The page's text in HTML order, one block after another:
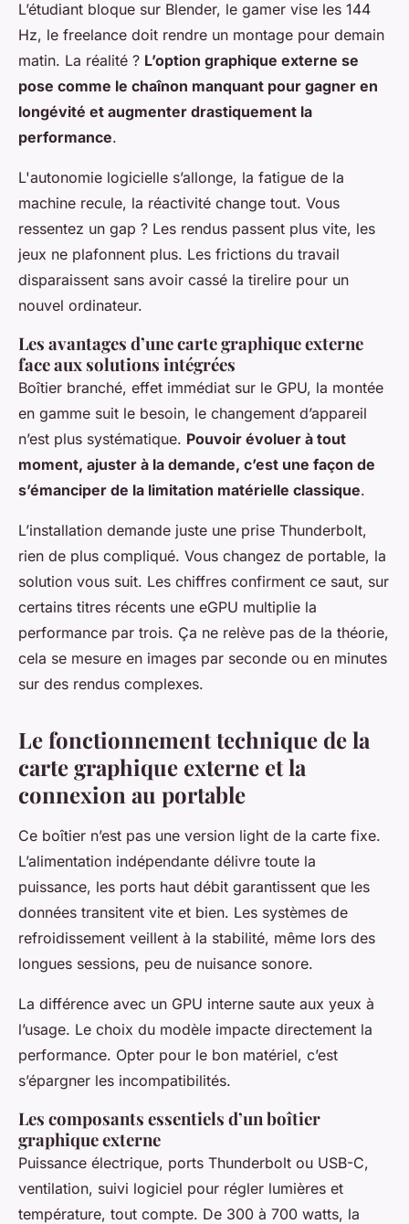
L’étudiant bloque sur Blender, le gamer vise les 144
Hz, le freelance doit rendre un montage pour demain
matin. La réalité ? L’option graphique externe se
pose comme le chaînon manquant pour gagner en
longévité et augmenter drastiquement la
performance.
L'autonomie logicielle s’allonge, la fatigue de la
machine recule, la réactivité change tout. Vous
ressentez un gap ? Les rendus passent plus vite, les
jeux ne plafonnent plus. Les frictions du travail
disparaissent sans avoir cassé la tirelire pour un
nouvel ordinateur.
Les avantages d’une carte graphique externe
face aux solutions intégrées
Boîtier branché, effet immédiat sur le GPU, la montée
en gamme suit le besoin, le changement d’appareil
n’est plus systématique. Pouvoir évoluer à tout
moment, ajuster à la demande, c’est une façon de
s’émanciper de la limitation matérielle classique.
L’installation demande juste une prise Thunderbolt,
rien de plus compliqué. Vous changez de portable, la
solution vous suit. Les chiffres confirment ce saut, sur
certains titres récents une eGPU multiplie la
performance par trois. Ça ne relève pas de la théorie,
cela se mesure en images par seconde ou en minutes
sur des rendus complexes.
Le fonctionnement technique de la
carte graphique externe et la
connexion au portable
Ce boîtier n’est pas une version light de la carte fixe.
L’alimentation indépendante délivre toute la
puissance, les ports haut débit garantissent que les
données transitent vite et bien. Les systèmes de
refroidissement veillent à la stabilité, même lors des
longues sessions, peu de nuisance sonore.
La différence avec un GPU interne saute aux yeux à
l’usage. Le choix du modèle impacte directement la
performance. Opter pour le bon matériel, c’est
s’épargner les incompatibilités.
Les composants essentiels d’un boîtier
graphique externe
Puissance électrique, ports Thunderbolt ou USB-C,
ventilation, suivi logiciel pour régler lumières et
température, tout compte. De 300 à 700 watts, la